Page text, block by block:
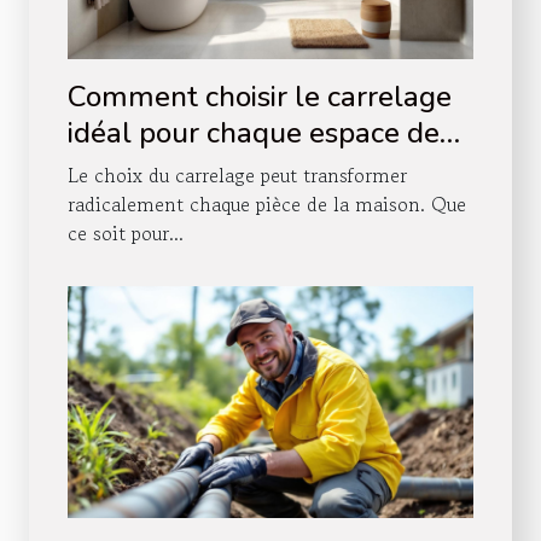
Comment choisir le carrelage
idéal pour chaque espace de
votre maison ?
Le choix du carrelage peut transformer
radicalement chaque pièce de la maison. Que
ce soit pour...